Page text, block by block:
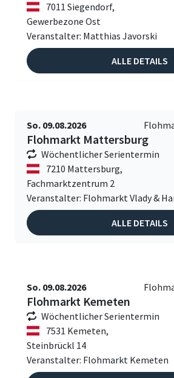
7011 Siegendorf,
Gewerbezone Ost
Veranstalter: Matthias Javorski
ALLE DETAILS
So. 09.08.2026
Flohmarkt Mattersburg
Wöchentlicher Serientermin
7210 Mattersburg,
Fachmarktzentrum 2
Veranstalter: Flohmarkt Vlady &
ALLE DETAILS
So. 09.08.2026
Flohmarkt Kemeten
Wöchentlicher Serientermin
7531 Kemeten,
Steinbrückl 14
Veranstalter: Flohmarkt Kemeten